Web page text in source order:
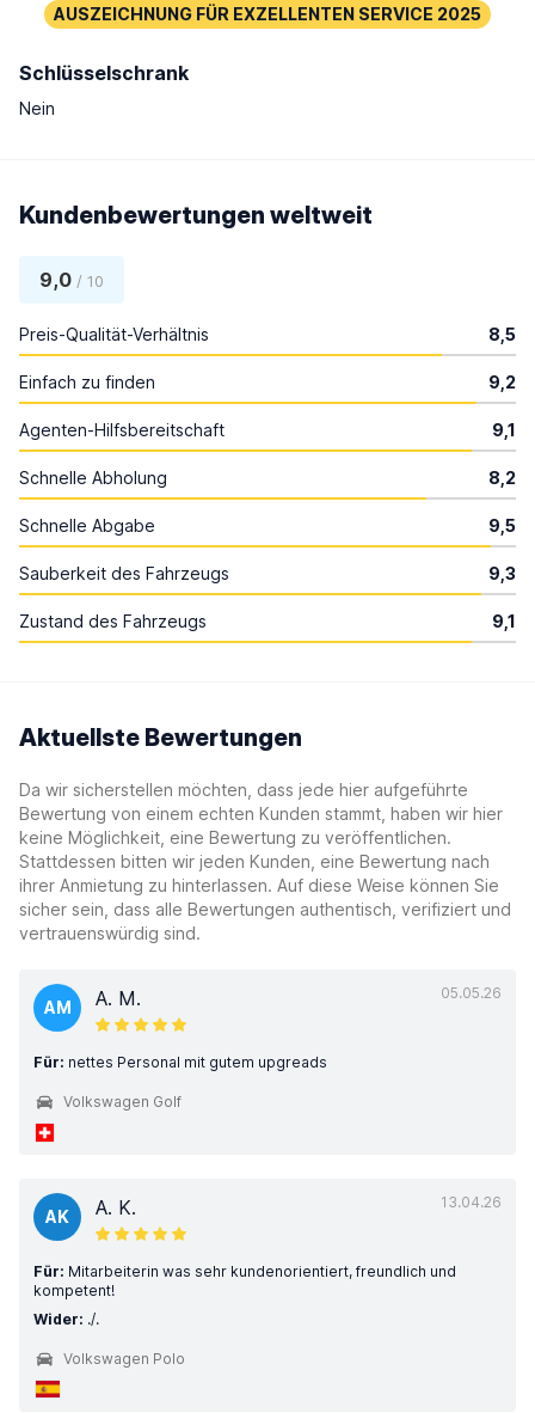
Schlüsselschrank
Nein
Kundenbewertungen weltweit
9,0 / 10
Preis-Qualität-Verhältnis 8,5
Einfach zu finden 9,2
Agenten-Hilfsbereitschaft 9,1
Schnelle Abholung 8,2
Schnelle Abgabe 9,5
Sauberkeit des Fahrzeugs 9,3
Zustand des Fahrzeugs 9,1
Aktuellste Bewertungen
Da wir sicherstellen möchten, dass jede hier aufgeführte
Bewertung von einem echten Kunden stammt, haben wir hier
keine Möglichkeit, eine Bewertung zu veröffentlichen.
Stattdessen bitten wir jeden Kunden, eine Bewertung nach
ihrer Anmietung zu hinterlassen. Auf diese Weise können Sie
sicher sein, dass alle Bewertungen authentisch, verifiziert und
vertrauenswürdig sind.
05.05.26
AM A. M.
Für: nettes Personal mit gutem upgreads
Volkswagen Golf
13.04.26
AK A. K.
Für: Mitarbeiterin was sehr kundenorientiert, freundlich und
kompetent!
Wider: ./.
Volkswagen Polo